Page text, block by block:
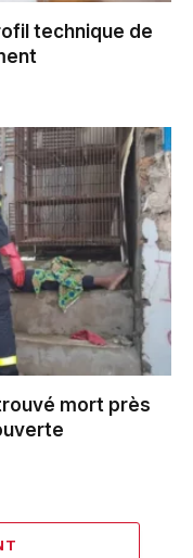
technique de
mort près